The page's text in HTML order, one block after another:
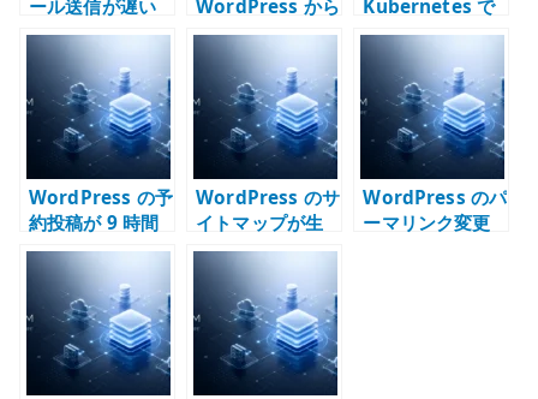
ール送信が遅い
原因 – sendmail
/ Postfix / DNS
の待ち時間を切
り分ける
WordPress から
メールが送信で
きない原因 –
SMTP /
sendmail /
Postfix を切り
分ける
Kubernetes で
運用する構成 –
コンテナ、永続
化、DB、メー
ル、外部公開を
分けて考える
WordPress の予
約投稿が 9 時間
ずれる原因 –
Docker /
Kubernetes 環
境のタイムゾー
ンを確認する
WordPress のサ
イトマップが生
成されない原因 –
パーマリンクと
URL 設計を確認
する
WordPress のパ
ーマリンク変更